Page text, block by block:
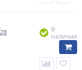
В
наличии